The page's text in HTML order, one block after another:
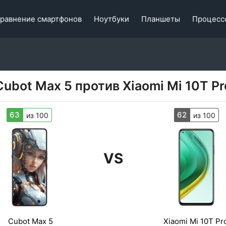
смартфонов Ноутбуки Планшеты
Max 5 против Xiaomi Mi 10T
63 из 100
VS
62 из 100
Cubot Max 5 Xiaomi Mi 10T